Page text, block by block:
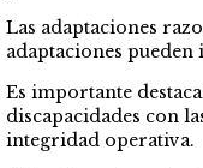
Las adaptaciones
adaptaciones
Es importante
discapacidades con
integridad operativa.